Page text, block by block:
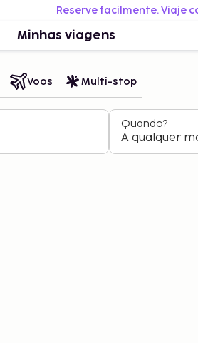
Reserve facilmente. Viaje
Minhas viagens
Voos Multi-stop
Quando?
A qualquer